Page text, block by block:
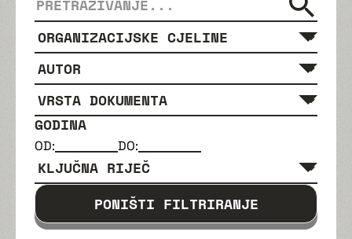
GODINA
OD: DO:
PONIŠTI FILTRIRANJE